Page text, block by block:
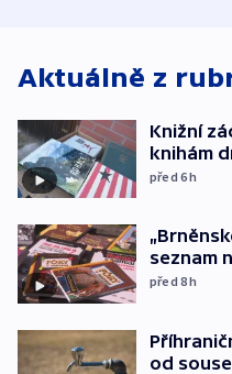
Aktuálně z
Knižní
knihám
před 6h
seznam
před 8h
od